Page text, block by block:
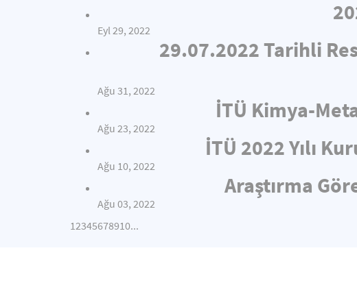
Eyl 29, 2022
29.07.2022 Tarihli
Ağu 31, 2022
İTÜ Kimya-
Ağu 23, 2022
İTÜ 2022 Yılı
Ağu 10, 2022
Araştırma
Ağu 03, 2022
12345678910...